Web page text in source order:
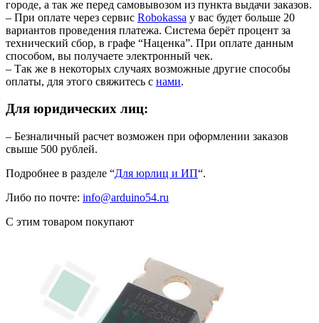
городе, а так же перед самовывозом из пункта выдачи заказов.
– При оплате через сервис Robokassa у вас будет больше 20
вариантов проведения платежа. Система берёт процент за
технический сбор, в графе “Наценка”. При оплате данным
способом, вы получаете электронный чек.
– Так же в некоторых случаях возможные другие способы
оплаты, для этого свяжитесь с нами.
Для юридических лиц:
– Безналичный расчет возможен при оформлении заказов
свыше 500 рублей.
Подробнее в разделе “Для юрлиц и ИП“.
Либо по почте: info@arduino54.ru
С этим товаром покупают